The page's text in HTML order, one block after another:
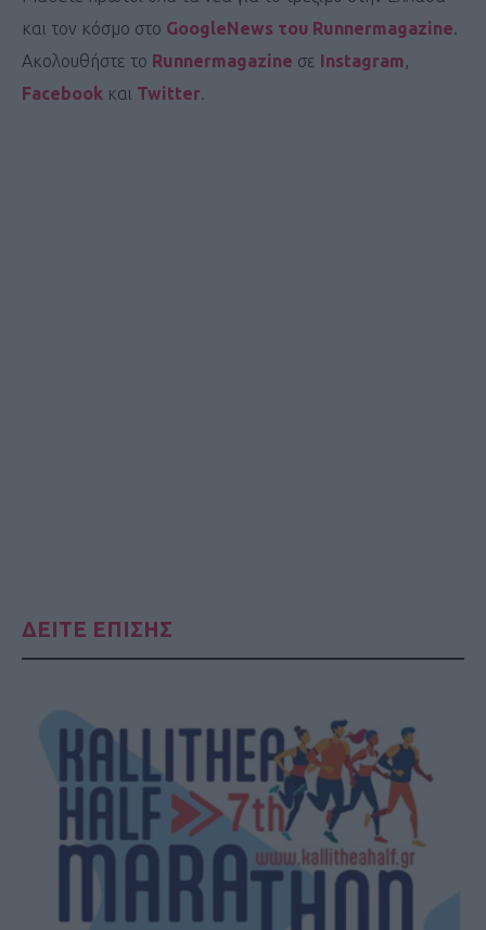
και τον κόσμο στο GoogleNews του Runnermagazine.
Ακολουθήστε το Runnermagazine σε Instagram,
Facebook και Twitter.
ΔΕΙΤΕ ΕΠΙΣΗΣ